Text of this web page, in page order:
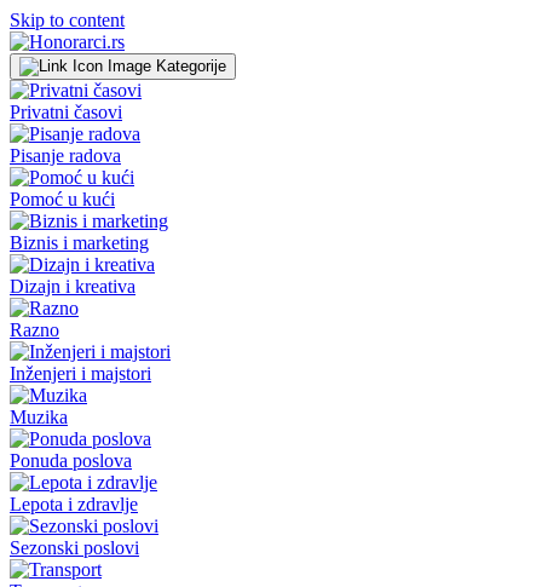
Skip to content
Kategorije
Privatni časovi
Pisanje radova
Pomoć u kući
Biznis i marketing
Dizajn i kreativa
Razno
Inženjeri i majstori
Muzika
Ponuda poslova
Lepota i zdravlje
Sezonski poslovi